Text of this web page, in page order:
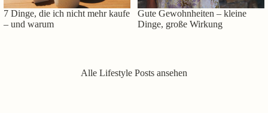
7 Dinge, die ich nicht mehr kaufe
– und warum
Gute Gewohnheiten – kleine
Dinge, große Wirkung
Alle Lifestyle Posts ansehen